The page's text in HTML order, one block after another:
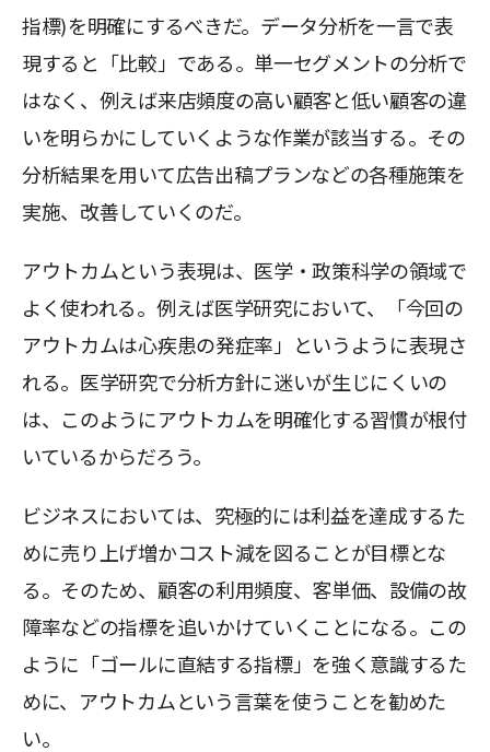
指標)を明確にするべきだ。データ分析を一言で表
現すると「比較」である。単一セグメントの分析で
はなく、例えば来店頻度の高い顧客と低い顧客の違
いを明らかにしていくような作業が該当する。その
分析結果を用いて広告出稿プランなどの各種施策を
実施、改善していくのだ。
アウトカムという表現は、医学・政策科学の領域で
よく使われる。例えば医学研究において、「今回の
アウトカムは心疾患の発症率」というように表現さ
れる。医学研究で分析方針に迷いが生じにくいの
は、このようにアウトカムを明確化する習慣が根付
いているからだろう。
ビジネスにおいては、究極的には利益を達成するた
めに売り上げ増かコスト減を図ることが目標とな
る。そのため、顧客の利用頻度、客単価、設備の故
障率などの指標を追いかけていくことになる。この
ように「ゴールに直結する指標」を強く意識するた
めに、アウトカムという言葉を使うことを勧めた
い。